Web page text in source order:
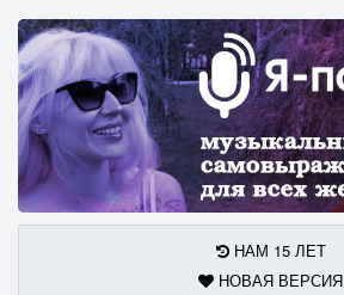
НАМ 15 ЛЕТ
НОВАЯ ВЕРСИЯ